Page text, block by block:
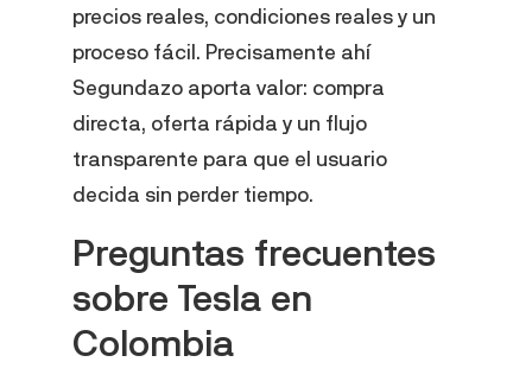
precios reales, condiciones reales y un
proceso fácil. Precisamente ahí
Segundazo aporta valor: compra
directa, oferta rápida y un flujo
transparente para que el usuario
decida sin perder tiempo.
Preguntas frecuentes
sobre Tesla en
Colombia